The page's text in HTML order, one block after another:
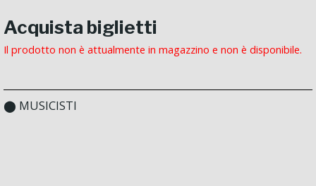
Acquista biglietti
Il prodotto non è attualmente in magazzino e non è disponibile.
⬤ MUSICISTI